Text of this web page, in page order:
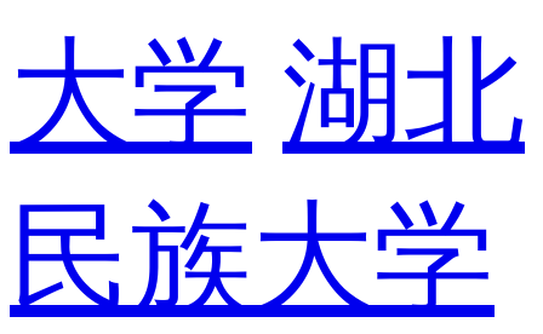
大学 湖北
民族大学